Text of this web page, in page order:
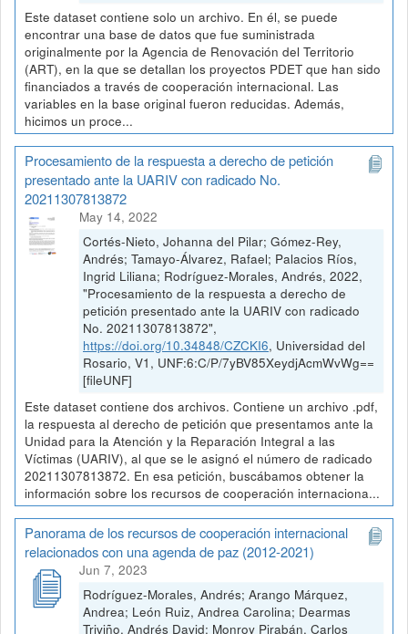
Este dataset contiene solo un archivo. En él, se puede
encontrar una base de datos que fue suministrada
originalmente por la Agencia de Renovación del Territorio
(ART), en la que se detallan los proyectos PDET que han sido
financiados a través de cooperación internacional. Las
variables en la base original fueron reducidas. Además,
hicimos un proce...
Procesamiento de la respuesta a derecho de petición
presentado ante la UARIV con radicado No.
20211307813872
May 14, 2022
Cortés-Nieto, Johanna del Pilar; Gómez-Rey,
Andrés; Tamayo-Álvarez, Rafael; Palacios Ríos,
Ingrid Liliana; Rodríguez-Morales, Andrés, 2022,
"Procesamiento de la respuesta a derecho de
petición presentado ante la UARIV con radicado
No. 20211307813872",
https://doi.org/10.34848/CZCKI6, Universidad del
Rosario, V1, UNF:6:C/P/7yBV85XeydjAcmWvWg==
[fileUNF]
Este dataset contiene dos archivos. Contiene un archivo .pdf,
la respuesta al derecho de petición que presentamos ante la
Unidad para la Atención y la Reparación Integral a las
Víctimas (UARIV), al que se le asignó el número de radicado
20211307813872. En esa petición, buscábamos obtener la
información sobre los recursos de cooperación internaciona...
Panorama de los recursos de cooperación internacional
relacionados con una agenda de paz (2012-2021)
Jun 7, 2023
Rodríguez-Morales, Andrés; Arango Márquez,
Andrea; León Ruiz, Andrea Carolina; Dearmas
Triviño, Andrés David; Monroy Pirabán, Carlos